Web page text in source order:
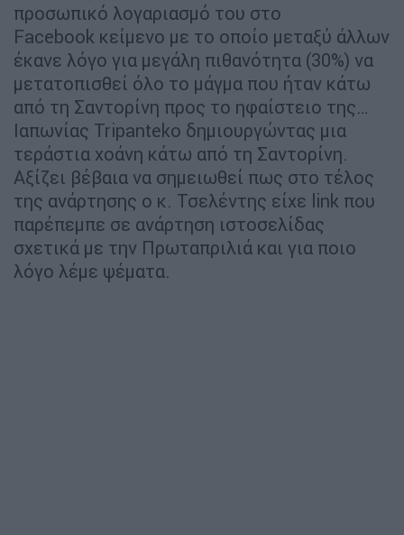
προσωπικό λογαριασμό του στο
Facebook κείμενο με το οποίο μεταξύ άλλων
έκανε λόγο για μεγάλη πιθανότητα (30%) να
μετατοπισθεί όλο το μάγμα που ήταν κάτω
από τη Σαντορίνη προς το ηφαίστειο της…
Ιαπωνίας Tripanteko δημιουργώντας μια
τεράστια χοάνη κάτω από τη Σαντορίνη.
Αξίζει βέβαια να σημειωθεί πως στο τέλος
της ανάρτησης ο κ. Τσελέντης είχε link που
παρέπεμπε σε ανάρτηση ιστοσελίδας
σχετικά με την Πρωταπριλιά και για ποιο
λόγο λέμε ψέματα.